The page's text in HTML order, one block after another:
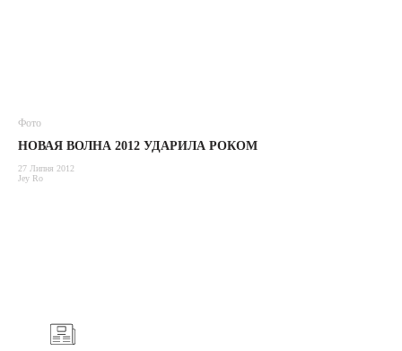
Фото
НОВАЯ ВОЛНА 2012 УДАРИЛА РОКОМ
27 Липня 2012
Jey Ro